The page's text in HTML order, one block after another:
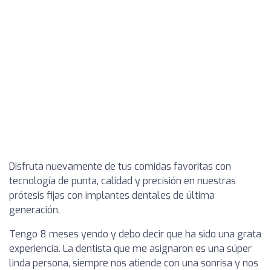
Disfruta nuevamente de tus comidas favoritas con
tecnología de punta, calidad y precisión en nuestras
prótesis fijas con implantes dentales de última
generación.
Tengo 8 meses yendo y debo decir que ha sido una grata
experiencia. La dentista que me asignaron es una súper
linda persona, siempre nos atiende con una sonrisa y nos